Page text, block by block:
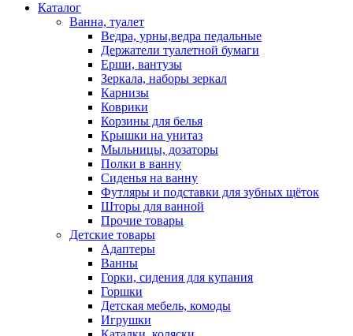
Каталог
Ванна, туалет
Ведра, урны,ведра педальные
Держатели туалетной бумаги
Ерши, вантузы
Зеркала, наборы зеркал
Карнизы
Коврики
Корзины для белья
Крышки на унитаз
Мыльницы, дозаторы
Полки в ванну
Сиденья на ванну
Футляры и подставки для зубных щёток
Шторы для ванной
Прочие товары
Детские товары
Адаптеры
Ванны
Горки, сидения для купания
Горшки
Детская мебель, комоды
Игрушки